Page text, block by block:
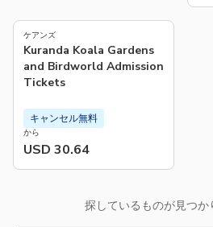
ケアンズ
Kuranda Koala Gardens
and Birdworld Admission
Tickets
から
USD 30.64
キャンセル無料
探しているものが見つか